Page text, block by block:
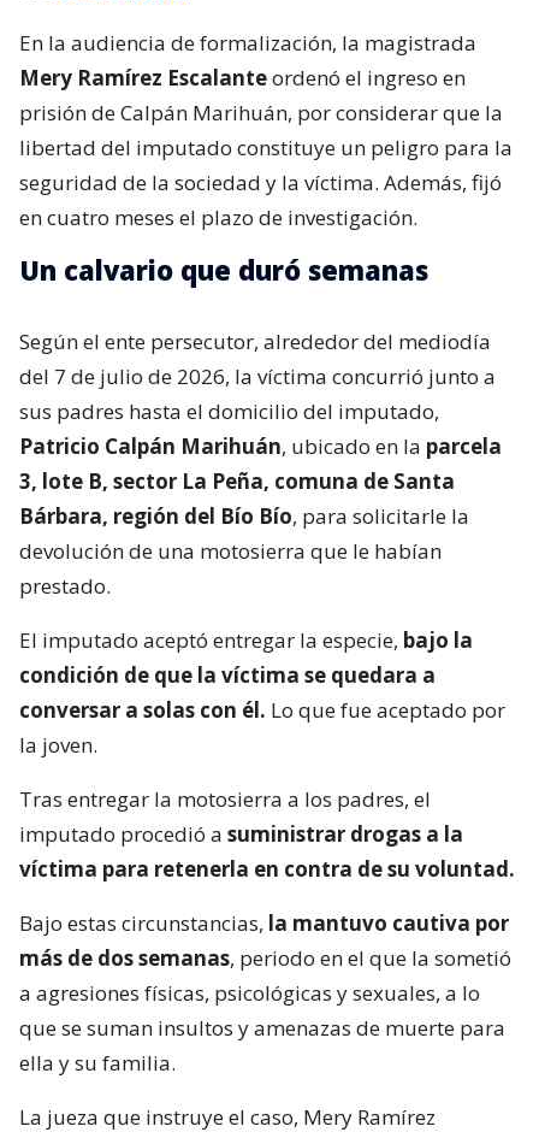
En la audiencia de formalización, la magistrada
Mery Ramírez Escalanteordenó el ingreso en
prisión de Calpán Marihuán, por considerar que la
libertad del imputado constituye un peligro para la
seguridad de la sociedad y la víctima. Además, fijó
en cuatro meses el plazo de investigación.
Un calvario que duró semanas
Según el ente persecutor, alrededor del mediodía
del 7 de julio de 2026, la víctima concurrió junto a
sus padres hasta el domicilio del imputado,
Patricio Calpán Marihuán, ubicado en la parcela
3, lote B, sector La Peña, comuna de Santa
Bárbara, región del Bío Bío, para solicitarle la
devolución de una motosierra que le habían
prestado.
El imputado aceptó entregar la especie, bajo la
condición de que la víctima se quedara a
conversar a solas con él. Lo que fue aceptado por
la joven.
Tras entregar la motosierra a los padres, el
imputado procedió a suministrar drogas a la
víctima para retenerla en contra de su voluntad.
Bajo estas circunstancias, la mantuvo cautiva por
más de dos semanas, periodo en el que la sometió
a agresiones físicas, psicológicas y sexuales, a lo
que se suman insultos y amenazas de muerte para
ella y su familia.
La jueza que instruye el caso, Mery Ramírez